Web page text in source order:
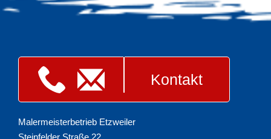
Kontakt
Malermeisterbetrieb Etzweiler